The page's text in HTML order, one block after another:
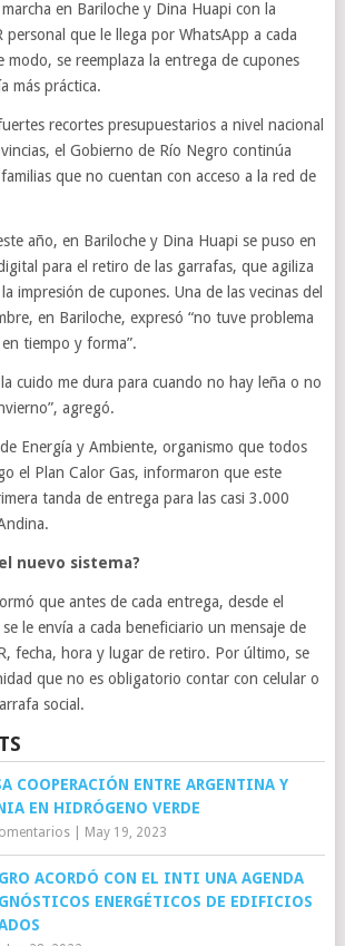
en Bariloche y Dina Huapi con la
personal que le llega por WhatsApp a cada
modo, se reemplaza la entrega de cupones
más práctica.
recortes presupuestarios a nivel nacional
el Gobierno de Río Negro continúa
que no cuentan con acceso a la red de
año, en Bariloche y Dina Huapi se puso en
para el retiro de las garrafas, que agiliza
impresión de cupones. Una de las vecinas del
en Bariloche, expresó “no tuve problema
tiempo y forma”.
cuido me dura para cuando no hay leña o no
agregó.
Energía y Ambiente, organismo que todos
el Plan Calor Gas, informaron que este
tanda de entrega para las casi 3.000
nuevo sistema?
que antes de cada entrega, desde el
le envía a cada beneficiario un mensaje de
fecha, hora y lugar de retiro. Por último, se
que no es obligatorio contar con celular o
social.
COOPERACIÓN ENTRE ARGENTINA Y
EN HIDRÓGENO VERDE
| May 19, 2023
ACORDÓ CON EL INTI UNA AGENDA
ENERGÉTICOS DE EDIFICIOS